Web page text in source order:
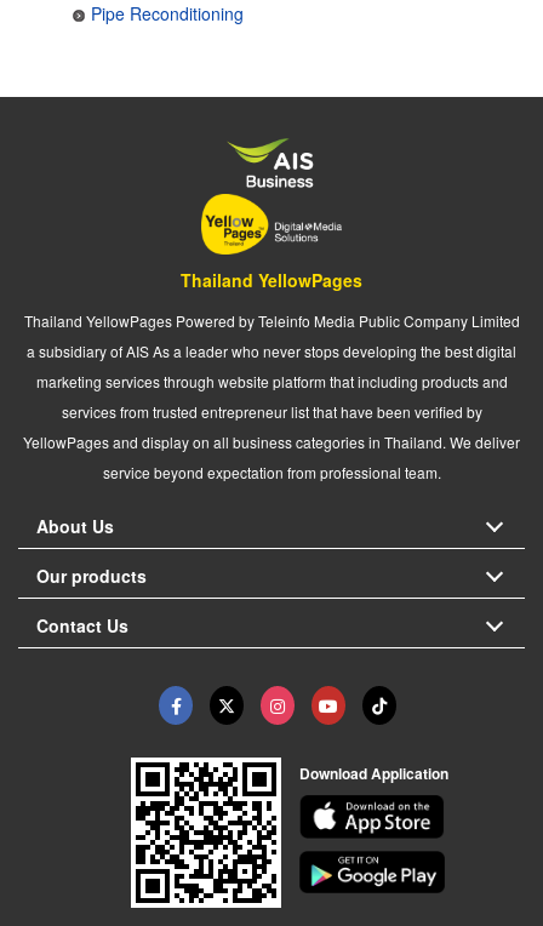
Pipe Reconditioning
Thailand YellowPages
Thailand YellowPages Powered by Teleinfo Media Public Company Limited
a subsidiary of AIS As a leader who never stops developing the best digital
marketing services through website platform that including products and
services from trusted entrepreneur list that have been verified by
YellowPages and display on all business categories in Thailand. We deliver
service beyond expectation from professional team.
About Us
Our products
Contact Us
Download Application